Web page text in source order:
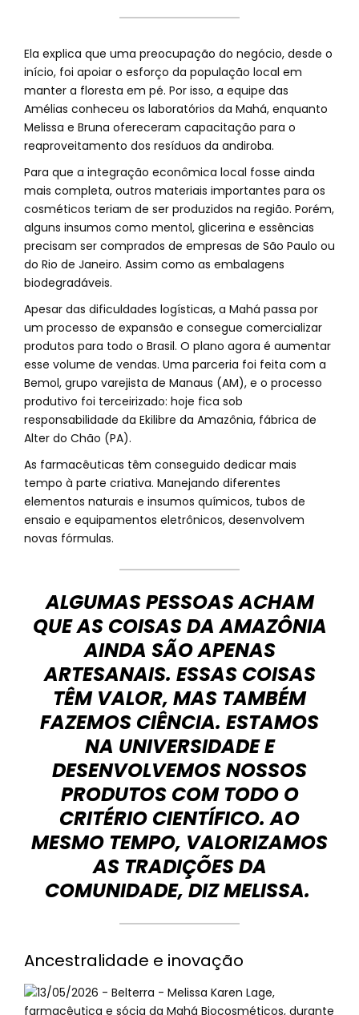
Ela explica que uma preocupação do negócio, desde o
início, foi apoiar o esforço da população local em
manter a floresta em pé. Por isso, a equipe das
Amélias conheceu os laboratórios da Mahá, enquanto
Melissa e Bruna ofereceram capacitação para o
reaproveitamento dos resíduos da andiroba.
Para que a integração econômica local fosse ainda
mais completa, outros materiais importantes para os
cosméticos teriam de ser produzidos na região. Porém,
alguns insumos como mentol, glicerina e essências
precisam ser comprados de empresas de São Paulo ou
do Rio de Janeiro. Assim como as embalagens
biodegradáveis.
Apesar das dificuldades logísticas, a Mahá passa por
um processo de expansão e consegue comercializar
produtos para todo o Brasil. O plano agora é aumentar
esse volume de vendas. Uma parceria foi feita com a
Bemol, grupo varejista de Manaus (AM), e o processo
produtivo foi terceirizado: hoje fica sob
responsabilidade da Ekilibre da Amazônia, fábrica de
Alter do Chão (PA).
As farmacêuticas têm conseguido dedicar mais
tempo à parte criativa. Manejando diferentes
elementos naturais e insumos químicos, tubos de
ensaio e equipamentos eletrônicos, desenvolvem
novas fórmulas.
ALGUMAS PESSOAS ACHAM
QUE AS COISAS DA AMAZÔNIA
AINDA SÃO APENAS
ARTESANAIS. ESSAS COISAS
TÊM VALOR, MAS TAMBÉM
FAZEMOS CIÊNCIA. ESTAMOS
NA UNIVERSIDADE E
DESENVOLVEMOS NOSSOS
PRODUTOS COM TODO O
CRITÉRIO CIENTÍFICO. AO
MESMO TEMPO, VALORIZAMOS
AS TRADIÇÕES DA
COMUNIDADE, DIZ MELISSA.
Ancestralidade e inovação